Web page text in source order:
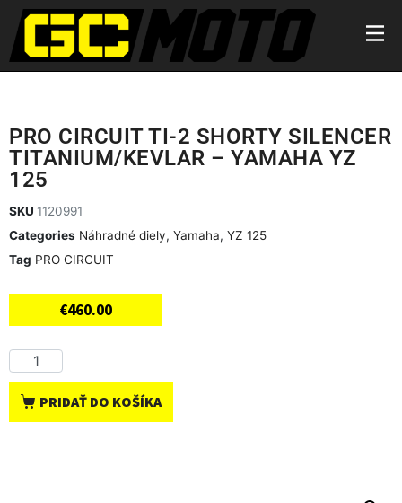
PRO CIRCUIT TI-2 SHORTY SILENCER
TITANIUM/KEVLAR – YAMAHA YZ
125
SKU 1120991
Categories Náhradné diely, Yamaha, YZ 125
Tag PRO CIRCUIT
€460.00
PRIDAŤ DO KOŠÍKA